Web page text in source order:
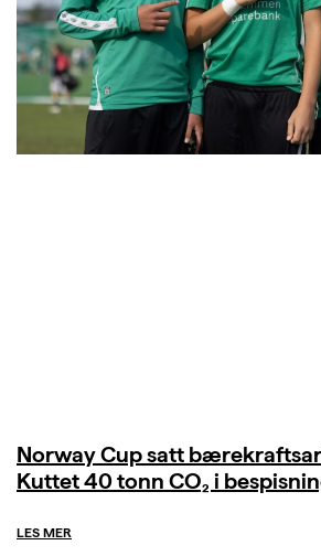
Norway Cup satt
Kuttet 40 tonn CO₂ i
LES MER